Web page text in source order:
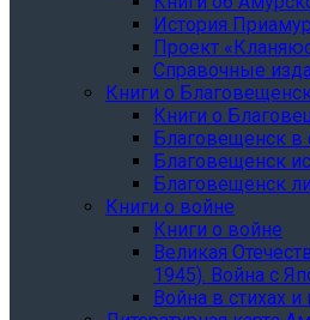
История
Проект
Справочные
Книги о
Книги о
Благовещенск в
Благовещенск
Благовещенск
Книги о войне
Книги о войне
Великая
1945). Война с
Война в стихах и